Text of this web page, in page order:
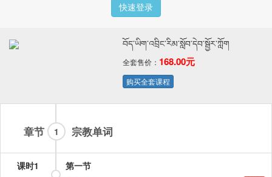
快速登录
བོད་ཡིག་འབྲིང་རིམ་སློབ་དེབ་སྦྱོར་ཀློག
全套售价： 168.00元
购买全套课程
章节 宗教单词
1
课时1 第一节